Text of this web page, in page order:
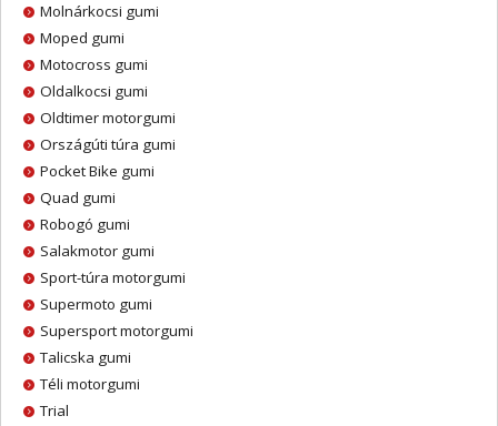
Molnárkocsi gumi
Moped gumi
Motocross gumi
Oldalkocsi gumi
Oldtimer motorgumi
Országúti túra gumi
Pocket Bike gumi
Quad gumi
Robogó gumi
Salakmotor gumi
Sport-túra motorgumi
Supermoto gumi
Supersport motorgumi
Talicska gumi
Téli motorgumi
Trial